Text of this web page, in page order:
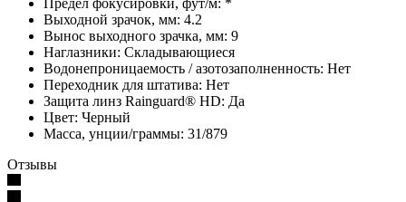
Выходной зрачок, мм: 4.2
Вынос выходного зрачка, мм: 9
Наглазники: Складывающиеся
Водонепроницаемость / азотозаполненность: Нет
Переходник для штатива: Нет
Защита линз Rainguard® HD: Да
Цвет: Черный
Масса, унции/граммы: 31/879
Отзывы